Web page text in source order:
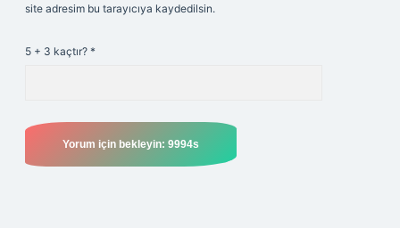
site adresim bu tarayıcıya kaydedilsin.
5 + 3 kaçtır? *